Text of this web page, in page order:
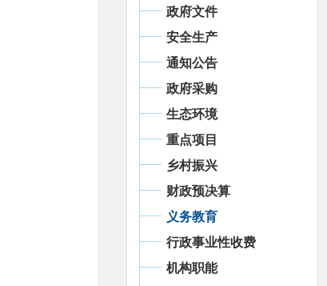
政府文件
安全生产
通知公告
政府采购
生态环境
重点项目
乡村振兴
财政预决算
义务教育
行政事业性收费
机构职能